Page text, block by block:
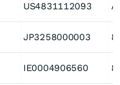
US4831112093
JP3258000003
IE0004906560